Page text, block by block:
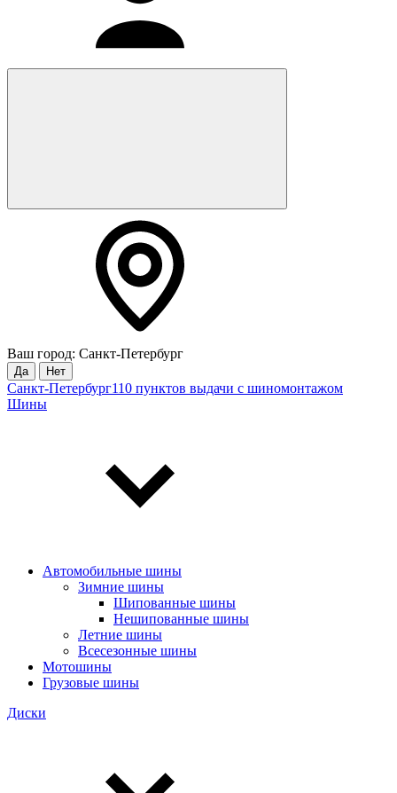
Ваш город: Санкт-Петербург
Да Нет
Санкт-Петербург110 пунктов выдачи с шиномонтажом
Шины
Автомобильные шины
Зимние шины
Шипованные шины
Нешипованные шины
Летние шины
Всесезонные шины
Мотошины
Грузовые шины
Диски